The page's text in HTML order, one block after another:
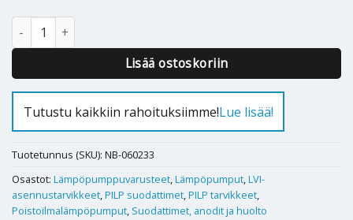
Nibe S735 poistoilmasuodatin G4 määrä
Lisää ostoskoriin
Alternative:
Tutustu kaikkiin rahoituksiimme!Lue lisää!
Tuotetunnus (SKU): NB-060233
Osastot: Lämpöpumppuvarusteet Lämpöpumput LVI-
asennustarvikkeet PILP suodattimet PILP tarvikkeet
Poistoilmalämpöpumput Suodattimet, anodit ja huolto